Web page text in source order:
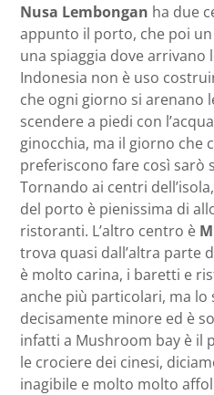
Nusa Lembongan ha due
appunto il porto, che poi
una spiaggia dove arrivano
Indonesia non è uso
che ogni giorno si arenano
scendere a piedi con
ginocchia, ma il giorno che
preferiscono fare così sarò
Tornando ai centri
del porto è pienissima di
ristoranti. L’altro centro è
trova quasi dall’altra parte
è molto carina, i baretti e
anche più particolari, ma lo
decisamente minore ed è
infatti a Mushroom bay è il
le crociere dei cinesi,
inagibile e molto molto